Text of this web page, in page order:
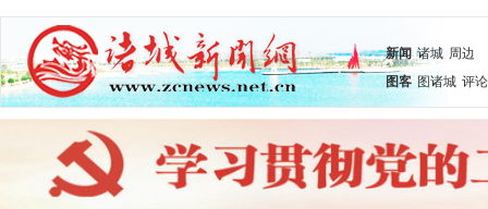
新闻 诸城 周边
图客 图诸城 评论